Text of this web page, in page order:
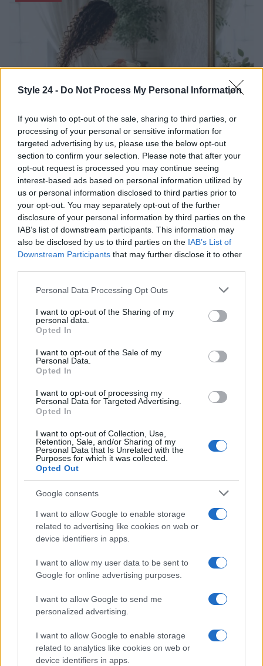
Style 24 - Do Not Process My Personal Information
If you wish to opt-out of the sale, sharing to third parties, or
processing of your personal or sensitive information for
targeted advertising by us, please use the below opt-out
section to confirm your selection. Please note that after your
opt-out request is processed you may continue seeing
interest-based ads based on personal information utilized by
us or personal information disclosed to third parties prior to
your opt-out. You may separately opt-out of the further
disclosure of your personal information by third parties on the
IAB’s list of downstream participants. This information may
also be disclosed by us to third parties on the IAB’s List of
Downstream Participants that may further disclose it to other
Please note that this website/app uses one or more Google
not limited to your visit or usage behaviour. You may click to
grant or deny consent to Google and its third-party tags to
use your data for below specified purposes in below Google
consent section.
Personal Data Processing Opt Outs
I want to opt-out of the Sharing of my
personal data.
Opted In
I want to opt-out of the Sale of my
Personal Data.
Opted In
I want to opt-out of processing my
Personal Data for Targeted Advertising.
Opted In
I want to opt-out of Collection, Use,
Retention, Sale, and/or Sharing of my
Personal Data that Is Unrelated with the
Purposes for which it was collected.
Opted Out
Google consents
I want to allow Google to enable storage
related to advertising like cookies on web or
device identifiers in apps.
I want to allow my user data to be sent to
Google for online advertising purposes.
I want to allow Google to send me
personalized advertising.
I want to allow Google to enable storage
related to analytics like cookies on web or
device identifiers in apps.
Come ottenere ricci morbidi e definiti con la giusta
routine di cura
Cristian Castiglioni · 9 Ago 2026
PEOPLE
Matrimonio Cristiano Ronaldo: il grande evento a
Beatrice Bonaventura · 8 Ago 2026
PIÙ LETTI
1 Sognare una bara è presagio di morte?
ci crediate o no)
Come valorizzare la zona giorno attraverso una scelta
consapevole dell’arredamento
Senza Cri e il suo percorso di guarigione: dalle
cicatrici alla libertà
Come ottenere una manicure impeccabile e duratura